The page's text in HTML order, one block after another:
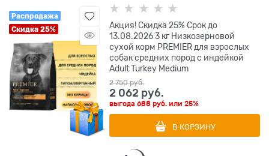
Распродажа
Скидка 25%
Акция! Скидка 25% Срок до
13.08.2026 3 кг Низкозерновой
сухой корм PREMIER для взрослых
собак средних пород с индейкой
Adult Turkey Medium
2 750 руб.
2 062 руб.
выгода688 руб. или25%
В КОРЗИНУ